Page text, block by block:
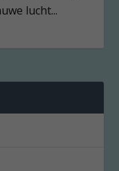
lucht...